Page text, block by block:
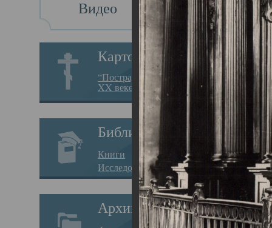
Видео
Картотека
“Пострадавшие за веру в
XX веке на Севере”
Библиотека
Книги
Исследования
Архив